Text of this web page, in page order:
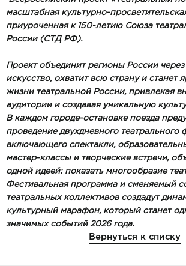
масштабная культурно-
приуроченная к 150-летию Союза
России (СТД РФ).
Проект объединит регионы России через
искусство, охватит всю страну и станет
жизни театральной России, привлекая
аудитории и создавая уникальную
В каждом городе-остановке поезда
проведение двухдневного театрального
включающего спектакли,
мастер-классы и творческие встречи,
одной идеей: показать многообразие
Фестивальная программа и сменяемый
театральных коллективов создадут
культурный марафон, который станет
значимых событий 2026 года.
Вернуться к списку